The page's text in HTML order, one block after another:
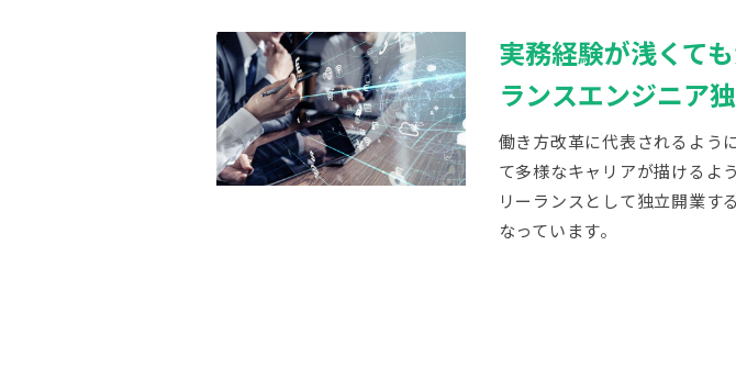
実務経験が浅くて
ランスエンジニア
働き方改革に代表されるよう
て多様なキャリアが描けるよ
リーランスとして独立開業す
なっています。